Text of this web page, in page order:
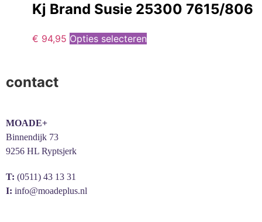
Kj Brand Susie 25300 7615/806
€ 94,95 Opties selecteren
contact
MOADE+
Binnendijk 73
9256 HL Ryptsjerk
T: (0511) 43 13 31
I: info@moadeplus.nl